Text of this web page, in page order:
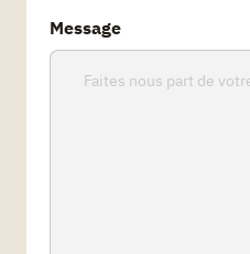
Message